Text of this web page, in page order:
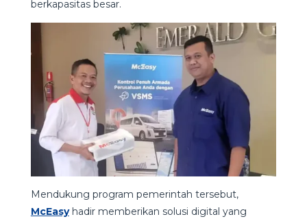
berkapasitas besar.
Mendukung program pemerintah tersebut,
McEasy hadir memberikan solusi digital yang